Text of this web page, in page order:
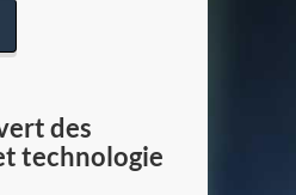
des
technologie